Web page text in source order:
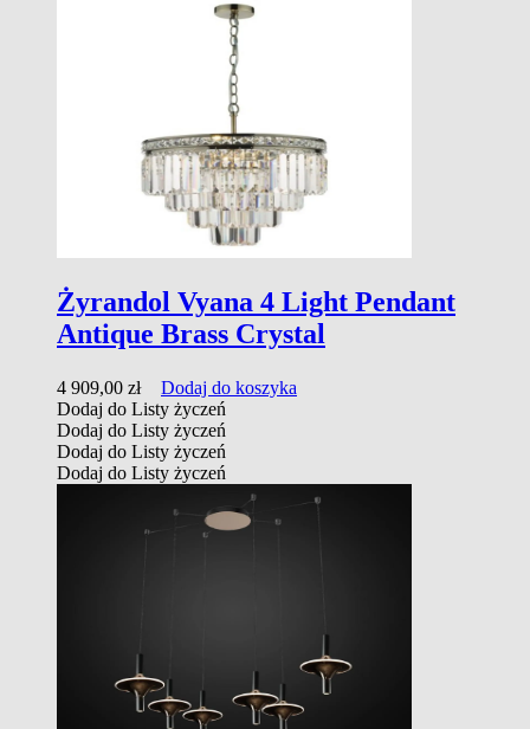
Żyrandol Vyana 4 Light Pendant
Antique Brass Crystal
4 909,00 zł
Dodaj do koszyka
Dodaj do Listy życzeń
Dodaj do Listy życzeń
Dodaj do Listy życzeń
Dodaj do Listy życzeń